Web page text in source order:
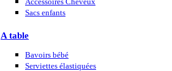
Sacs enfants
A table
Bavoirs bébé
Serviettes élastiquées